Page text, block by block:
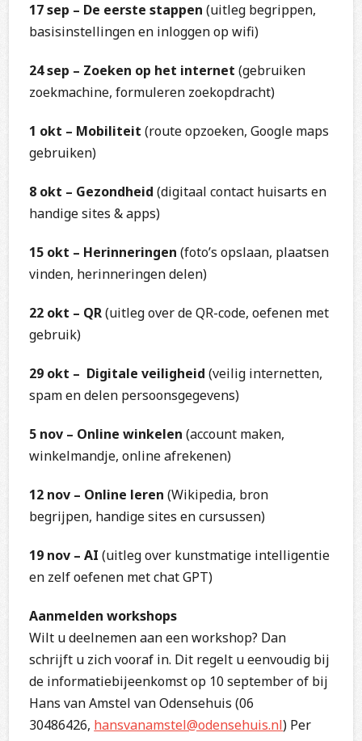
17 sep – De eerste stappen (uitleg begrippen,
basisinstellingen en inloggen op wifi)
24 sep – Zoeken op het internet (gebruiken
zoekmachine, formuleren zoekopdracht)
1 okt – Mobiliteit (route opzoeken, Google maps
gebruiken)
8 okt – Gezondheid (digitaal contact huisarts en
handige sites & apps)
15 okt – Herinneringen (foto’s opslaan, plaatsen
vinden, herinneringen delen)
22 okt – QR(uitleg over de QR-code, oefenen met
gebruik)
29 okt – Digitale veiligheid (veilig internetten,
spam en delen persoonsgegevens)
5 nov – Online winkelen (account maken,
winkelmandje, online afrekenen)
12 nov – Online leren (Wikipedia, bron
begrijpen, handige sites en cursussen)
19 nov – AI (uitleg over kunstmatige intelligentie
en zelf oefenen met chat GPT)
Aanmelden workshops
Wilt u deelnemen aan een workshop? Dan
schrijft u zich vooraf in. Dit regelt u eenvoudig bij
de informatiebijeenkomst op 10 september of bij
Hans van Amstel van Odensehuis (06
30486426, hansvanamstel@odensehuis.nl) Per